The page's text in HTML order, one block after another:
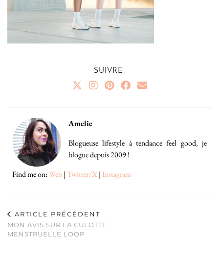
SUIVRE:
Amelie
Blogueuse lifestyle à tendance feel good, je
blogue depuis 2009 !
Find me on:Web|Twitter/X| Instagram
ARTICLE PRÉCÉDENT
MON AVIS SUR LA CULOTTE
MENSTRUELLE LOOP